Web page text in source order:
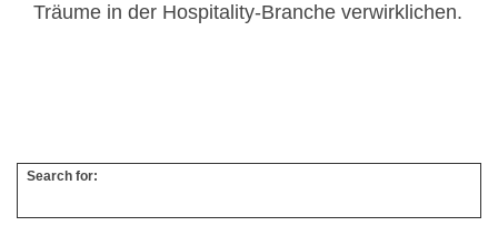
Träume in der Hospitality-Branche verwirklichen.
Search for: